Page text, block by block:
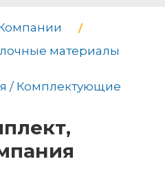
материалы
/ Комплектующие